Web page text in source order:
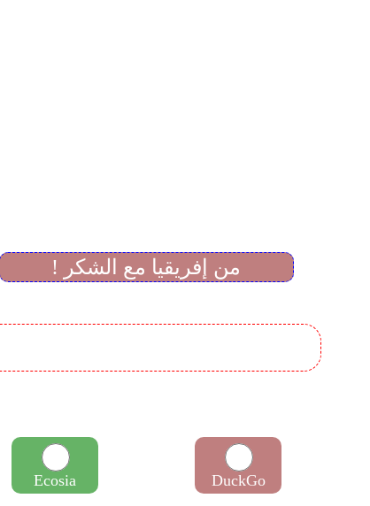
! من إفريقيا مع الشكر
Ecosia DuckGo